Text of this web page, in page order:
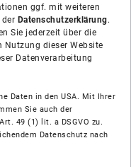
ggf. mit weiteren
der Datenschutzerklärung.
Sie jederzeit über die
dieser Website
Datenverarbeitung
Daten in den USA. Mit Ihrer
Sie auch der
49 (1) lit. a DSGVO zu.
Datenschutz nach